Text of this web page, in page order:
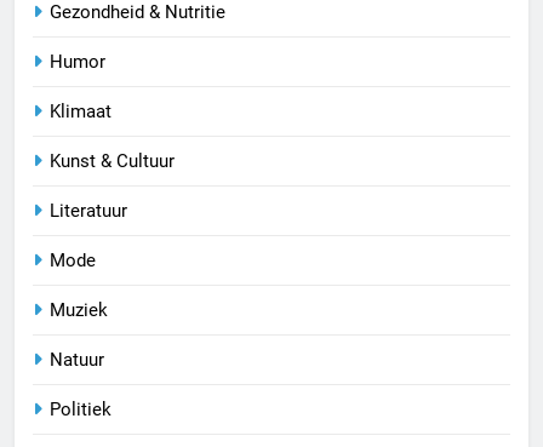
Gezondheid & Nutritie
Humor
Klimaat
Kunst & Cultuur
Literatuur
Mode
Muziek
Natuur
Politiek